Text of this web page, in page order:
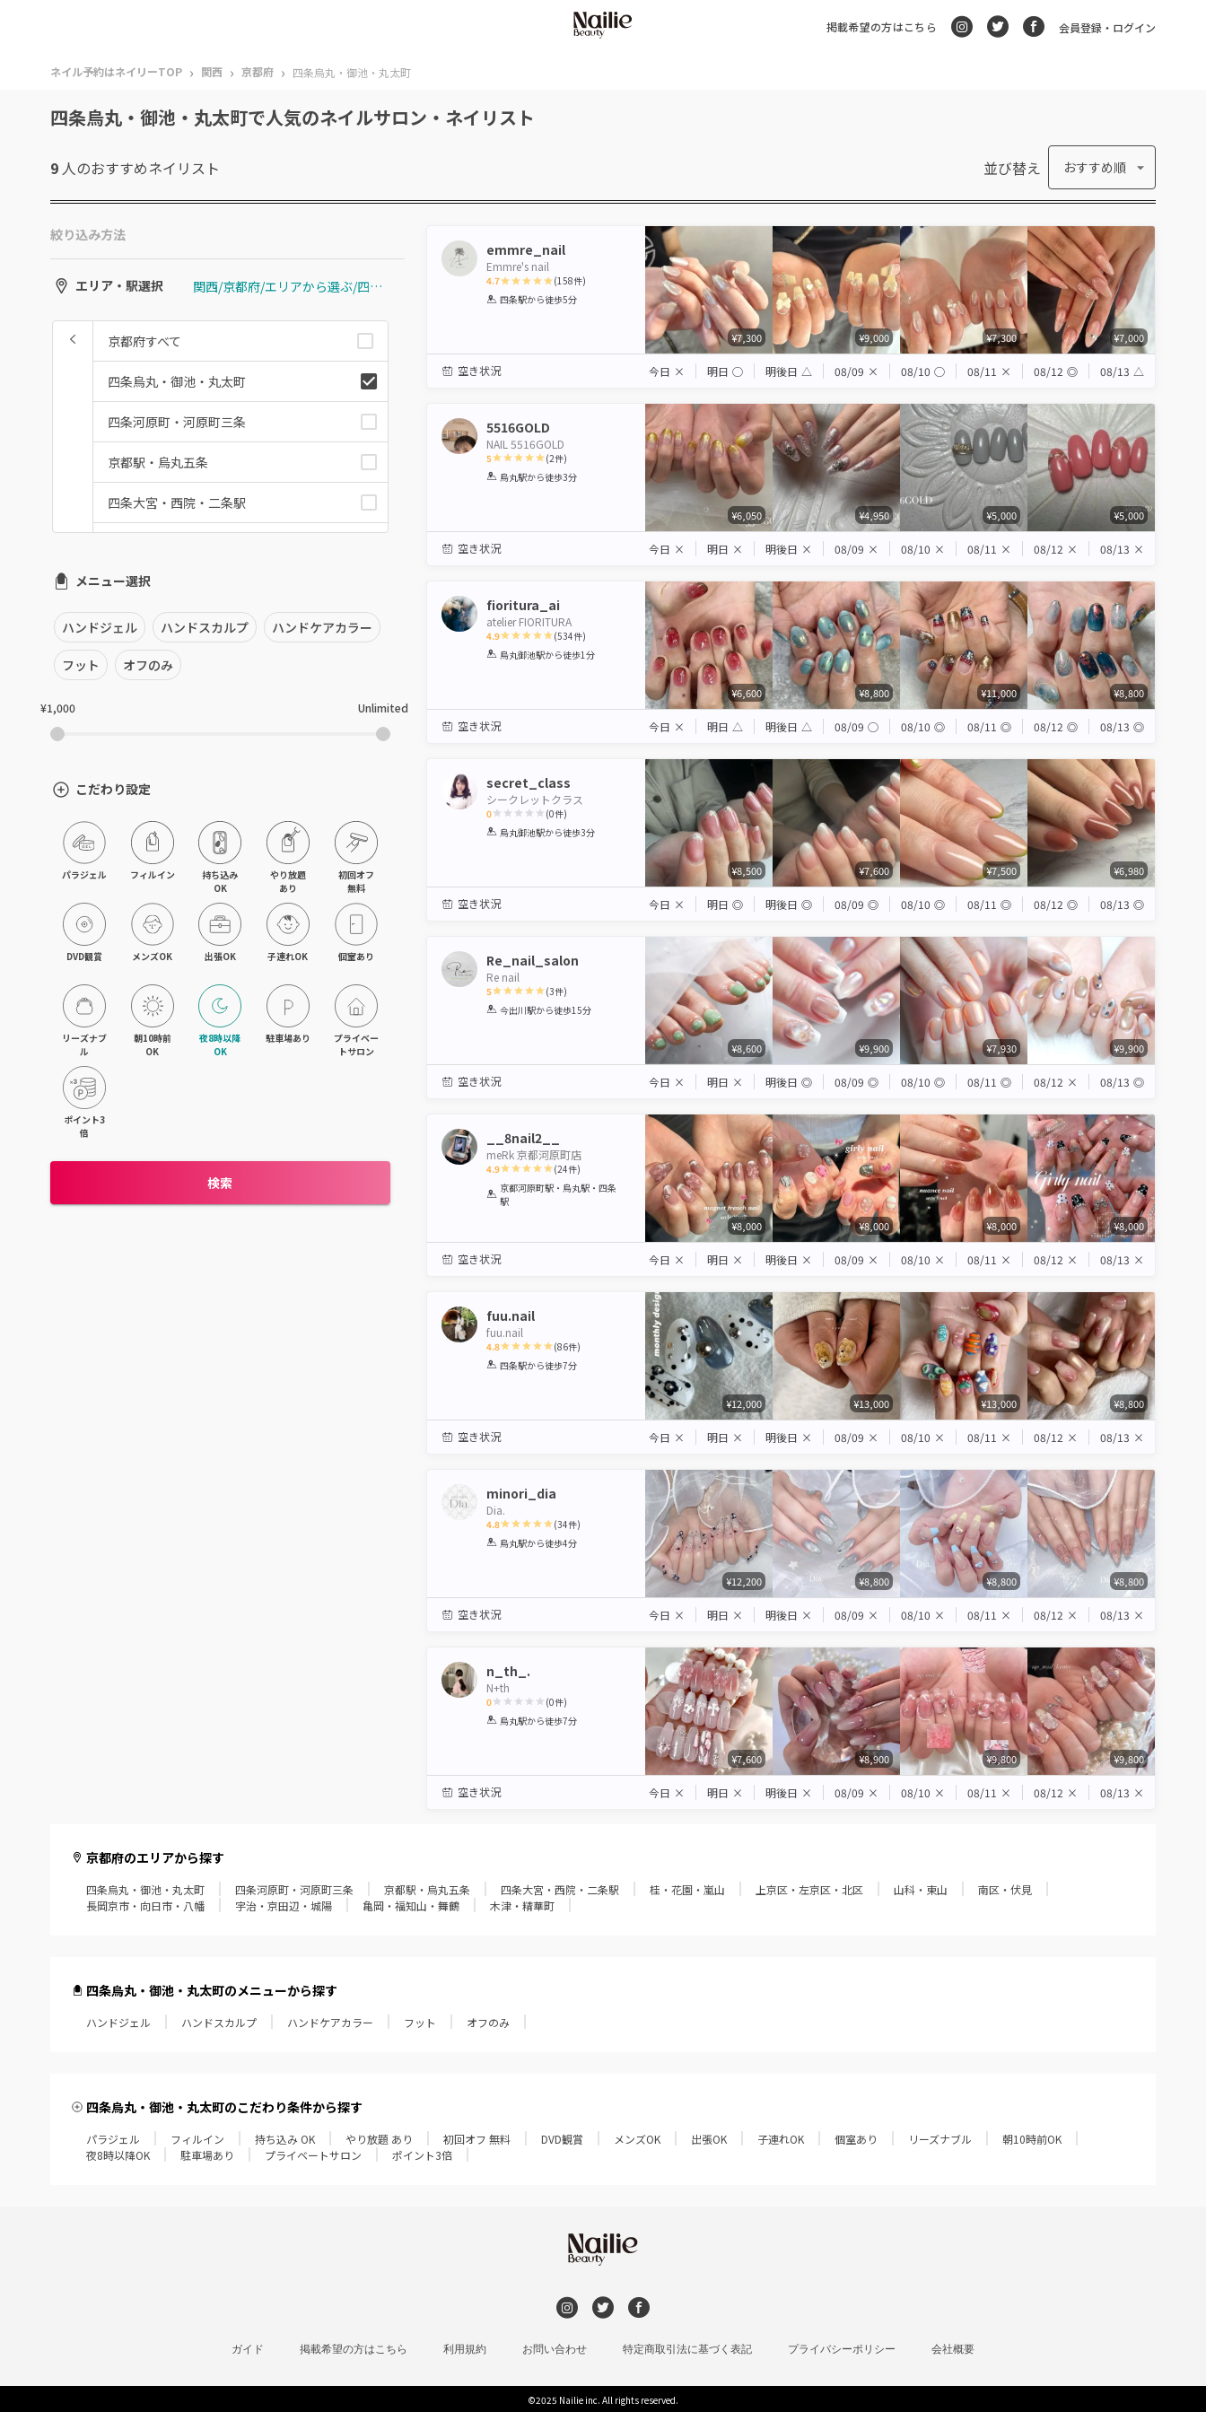
掲載希望の方はこちら 会員登録・ログイン
ネイル予約はネイリーTOP › 関西 › 京都府 › 四条烏丸・御池・丸太町
四条烏丸・御池・丸太町で人気のネイルサロン・ネイリスト
9 人のおすすめネイリスト 並び替え おすすめ順
絞り込み方法
エリア・駅選択 関西/京都府/エリアから選ぶ/四条烏丸・御池・丸太町
京都府すべて
四条烏丸・御池・丸太町
四条河原町・河原町三条
京都駅・烏丸五条
四条大宮・西院・二条駅
上京区・左京区・北区
山科・東山
南区・伏見
亀岡・福知山・舞鶴
木津・精華町
メニュー選択
ハンドジェル ハンドスカルプ ハンドケアカラー
フット オフのみ
¥1,000 Unlimited
こだわり設定
パラジェル フィルイン
持ち込み
OK
やり放題
あり
初回オフ
無料
DVD観賞 メンズOK 出張OK 子連れOK 個室あり
リーズナブ
ル
朝10時前
OK
夜8時以降
OK
駐車場あり
プライベー
トサロン
ポイント3
倍
検索
emmre_nail
Emmre's nail
4.7
1 2 3 4 5
(158件)
四条駅から徒歩5分
¥7,300 ¥9,000 ¥7,300 ¥7,000
空き状況 今日 × 明日 ◯ 明後日 △ 08/09 × 08/10 ◯ 08/11 × 08/12 ◎ 08/13 △
5516GOLD
NAIL 5516GOLD
5
1 2 3 4 5
(2件)
烏丸駅から徒歩3分
¥6,050 ¥4,950 ¥5,000 ¥5,000
空き状況 今日 × 明日 × 明後日 × 08/09 × 08/10 × 08/11 × 08/12 × 08/13 ×
fioritura_ai
atelier FIORITURA
4.9
1 2 3 4 5
(534件)
烏丸御池駅から徒歩1分
¥6,600 ¥8,800 ¥11,000 ¥8,800
空き状況 今日 × 明日 △ 明後日 △ 08/09 ◯ 08/10 ◎ 08/11 ◎ 08/12 ◎ 08/13 ◎
secret_class
シークレットクラス
0
1 2 3 4 5
(0件)
烏丸御池駅から徒歩3分
¥8,500 ¥7,600 ¥7,500 ¥6,980
空き状況 今日 × 明日 ◎ 明後日 ◎ 08/09 ◎ 08/10 ◎ 08/11 ◎ 08/12 ◎ 08/13 ◎
Re_nail_salon
Re nail
5
1 2 3 4 5
(3件)
今出川駅から徒歩15分
¥8,600 ¥9,900 ¥7,930 ¥9,900
空き状況 今日 × 明日 × 明後日 ◎ 08/09 ◎ 08/10 ◎ 08/11 ◎ 08/12 × 08/13 ◎
__8nail2__
meRk 京都河原町店
4.9
1
Star
2 3 4 5
(24件)
京都河原町駅・烏丸駅・四条
駅
¥8,000 ¥8,000 ¥8,000 ¥8,000
空き状況 今日 × 明日 × 明後日 × 08/09 × 08/10 × 08/11 × 08/12 × 08/13 ×
fuu.nail
fuu.nail
4.8
1 2 3 4 5
(86件)
四条駅から徒歩7分
¥12,000 ¥13,000 ¥13,000 ¥8,800
空き状況 今日 × 明日 × 明後日 × 08/09 × 08/10 × 08/11 × 08/12 × 08/13 ×
minori_dia
Dia.
4.8
1 2 3 4 5
(34件)
烏丸駅から徒歩4分
¥12,200 ¥8,800 ¥8,800 ¥8,800
空き状況 今日 × 明日 × 明後日 × 08/09 × 08/10 × 08/11 × 08/12 × 08/13 ×
n_th_.
N+th
0
1 2 3 4 5
(0件)
烏丸駅から徒歩7分
¥7,600 ¥8,900 ¥9,800 ¥9,800
空き状況 今日 × 明日 × 明後日 × 08/09 × 08/10 × 08/11 × 08/12 × 08/13 ×
京都府のエリアから探す
四条烏丸・御池・丸太町 四条河原町・河原町三条 京都駅・烏丸五条 四条大宮・西院・二条駅 桂・花園・嵐山 上京区・左京区・北区 山科・東山
南区・伏見
長岡京市・向日市・八幡
宇治・京田辺・城陽 亀岡・福知山・舞鶴 木津・精華町
四条烏丸・御池・丸太町のメニューから探す
ハンドジェル ハンドスカルプ ハンドケアカラー フット オフのみ
四条烏丸・御池・丸太町のこだわり条件から探す
パラジェル フィルイン 持ち込み OK やり放題 あり 初回オフ 無料 DVD観賞 メンズOK 出張OK 子連れOK 個室あり リーズナブル
朝10時前OK
夜8時以降OK
駐車場あり プライベートサロン ポイント3倍
ガイド 掲載希望の方はこちら 利用規約 お問い合わせ 特定商取引法に基づく表記 プライバシーポリシー 会社概要
©2025 Nailie inc. All rights reserved.